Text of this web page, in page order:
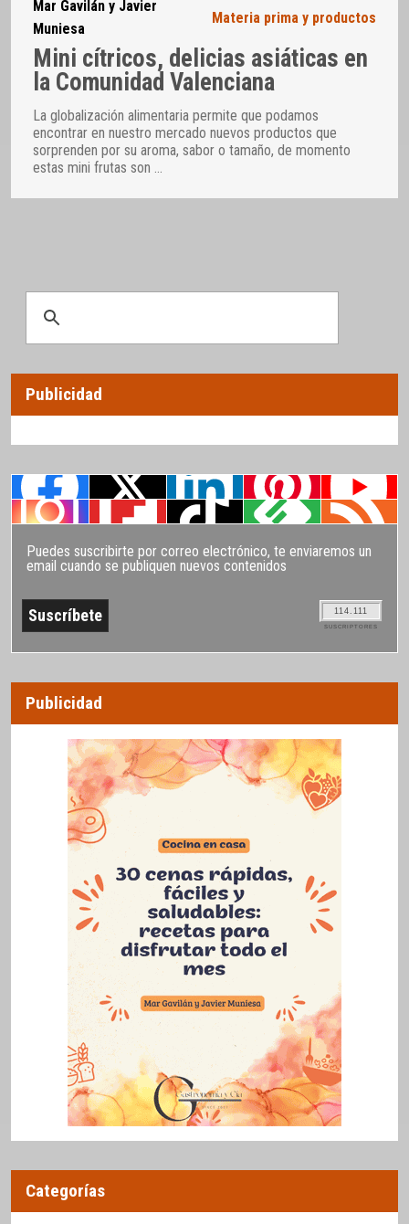
Mar Gavilán y Javier
Muniesa
Materia prima y productos
Mini cítricos, delicias asiáticas en
la Comunidad Valenciana
La globalización alimentaria permite que podamos
encontrar en nuestro mercado nuevos productos que
sorprenden por su aroma, sabor o tamaño, de momento
estas mini frutas son …
Publicidad
Puedes suscribirte por correo electrónico, te enviaremos un
email cuando se publiquen nuevos contenidos
114.111
SUSCRIPTORES
Publicidad
Categorías